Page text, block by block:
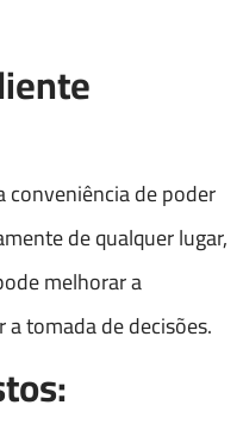
conveniência de poder
de qualquer lugar,
melhorar a
tomada de decisões.